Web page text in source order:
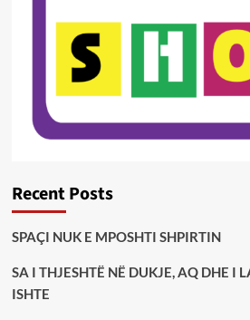
Recent Posts
SPAÇI NUK E MPOSHTI SHPIRTIN
SA I THJESHTË NË DUKJE, AQ DHE I
ISHTE